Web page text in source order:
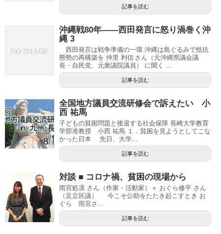
記事を読む
沖縄戦80年――西田発言に怒り渦巻く沖
縄 3
西田発言は戦争準備の一環 沖縄は島ぐるみで抵抗
態勢の再構築を 仲里 利信 さん（元沖縄県議会議
長・自民党、元衆議院議員） に聞く ...
記事を読む
全国地方議員交流研修会で訴えたい 小
西 祐馬
子どもの貧困問題と後退する社会保障 長崎大学教育
学部准教授 小西 祐馬 １．貧困を見ようとしてこな
かった日本 先日、大学...
記事を読む
対談 ■ コロナ禍、貧困の現場から
雨宮処凛 さん（作家・活動家）＋ おぐら修平 さん
（足立区議） 今こそ公助をたたき起こすとき お
ぐら 雨宮さ...
記事を読む